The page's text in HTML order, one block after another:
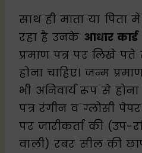
साथ ही माता या
रहा है उनके आधार कार्ड
प्रमाण पत्र पर लिखे पते
होना चाहिए। जन्म
भी अनिवार्य रूप से
पत्र रंगीन व ग्लोसी
पर जारीकर्ता की (उप-
वाली) रबर सील की